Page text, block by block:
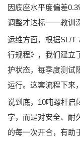
因底座水平度偏差
调整才达标——教训
运维方面，根据SL/T
行规程》 ，我们建立
护状态，每季度测试
运行。这套流程下来
说到底，10吨螺杆启
字，而是对安全、耐
的每一次开合，有助